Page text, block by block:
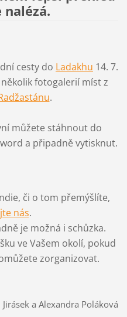
nalézá.
cesty do Ladakhu 14. 7.
fotogalerií míst z
.
můžete stáhnout do
a připadně vytisknut.
či o tom přemýšlíte,
nás.
je možná i schůzka.
ve Vašem okolí, pokud
zorganizovat.
Jirásek a Alexandra Poláková